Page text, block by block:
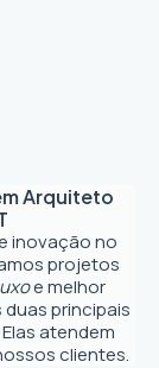
Arquiteto
inovação no
projetos
e melhor
principais
atendem
clientes.